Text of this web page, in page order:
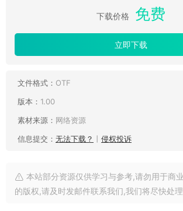
下载价格 免费
立即下载
文件格式： OTF
版本： 1.00
素材来源： 网络资源
信息提交： 无法下载？ 侵权投诉
本站部分资源仅供学习与参考,请勿用于商
的版权,请及时发邮件联系我们,我们将尽快处理